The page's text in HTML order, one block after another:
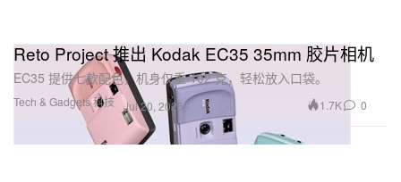
Tech & Gadgets 科技
Reto Project 推出 Kodak EC35 35mm 胶片相机
EC35 提供七款配色，机身仅重 102 克，轻松放入口袋。
Jul 20, 2026 1.7K 0